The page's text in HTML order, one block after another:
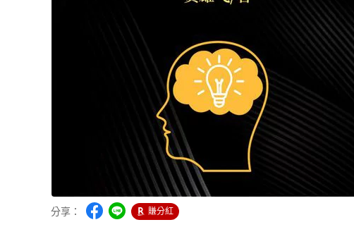
分享： 賺分紅